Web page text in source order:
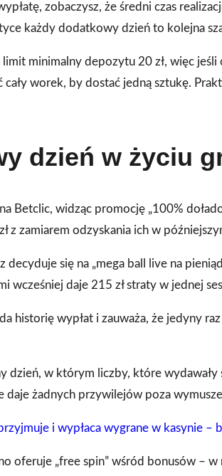
zobaczysz, że średni czas
każdy dodatkowy dzień to kolejna
minimalny depozytu 20 zł, więc jeśli
cały worek, by dostać jedną sztukę.
dzień w życiu
Betclic, widząc promocję „100%
z zamiarem odzyskania ich w
decyduje się na „mega ball live na
wcześniej daje 215 zł straty w jednej
historię wypłat i zauważa, że jedyny
dzień, w którym liczby, które wydawały
daje żadnych przywilejów poza
i wypłaca wygrane w kasynie –
oferuje „free spin” wśród bonusów –